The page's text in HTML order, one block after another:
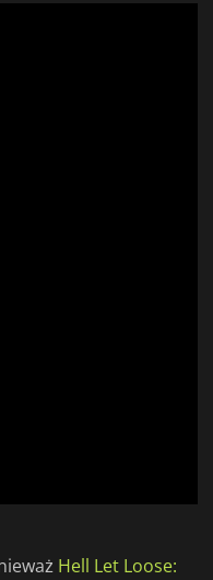
Hell Let Loose: